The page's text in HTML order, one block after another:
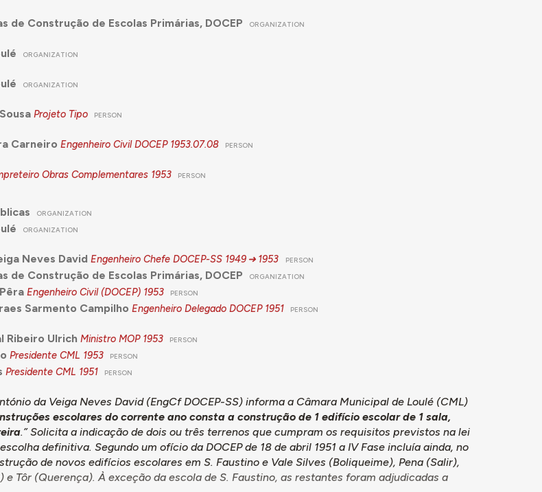
de Construção de Escolas Primárias, DOCEP ORGANIZATION
ORGANIZATION
ORGANIZATION
Projeto Tipo PERSON
Carneiro Engenheiro Civil DOCEP 1953.07.08 PERSON
Obras Complementares 1953 PERSON
ORGANIZATION
ORGANIZATION
Neves David Engenheiro Chefe DOCEP-SS 1949 1953 PERSON
de Construção de Escolas Primárias, DOCEP ORGANIZATION
Engenheiro Civil (DOCEP) 1953 PERSON
Sarmento Campilho Engenheiro Delegado DOCEP 1951 PERSON
Ribeiro Ulrich Ministro MOP 1953 PERSON
Presidente CML 1953 PERSON
Presidente CML 1951 PERSON
da Veiga Neves David (EngCf DOCEP-SS) informa a Câmara Municipal de Loulé (CML)
escolares do corrente ano consta a construção de 1 edifício escolar de 1 sala,
.” Solicita a indicação de dois ou três terrenos que cumpram os requisitos previstos na lei
definitiva. Segundo um ofício da DOCEP de 18 de abril 1951 a IV Fase incluía ainda, no
de novos edifícios escolares em S. Faustino e Vale Silves (Boliqueime), Pena (Salir),
e Tôr (Querença). À exceção da escola de S. Faustino, as restantes foram adjudicadas a